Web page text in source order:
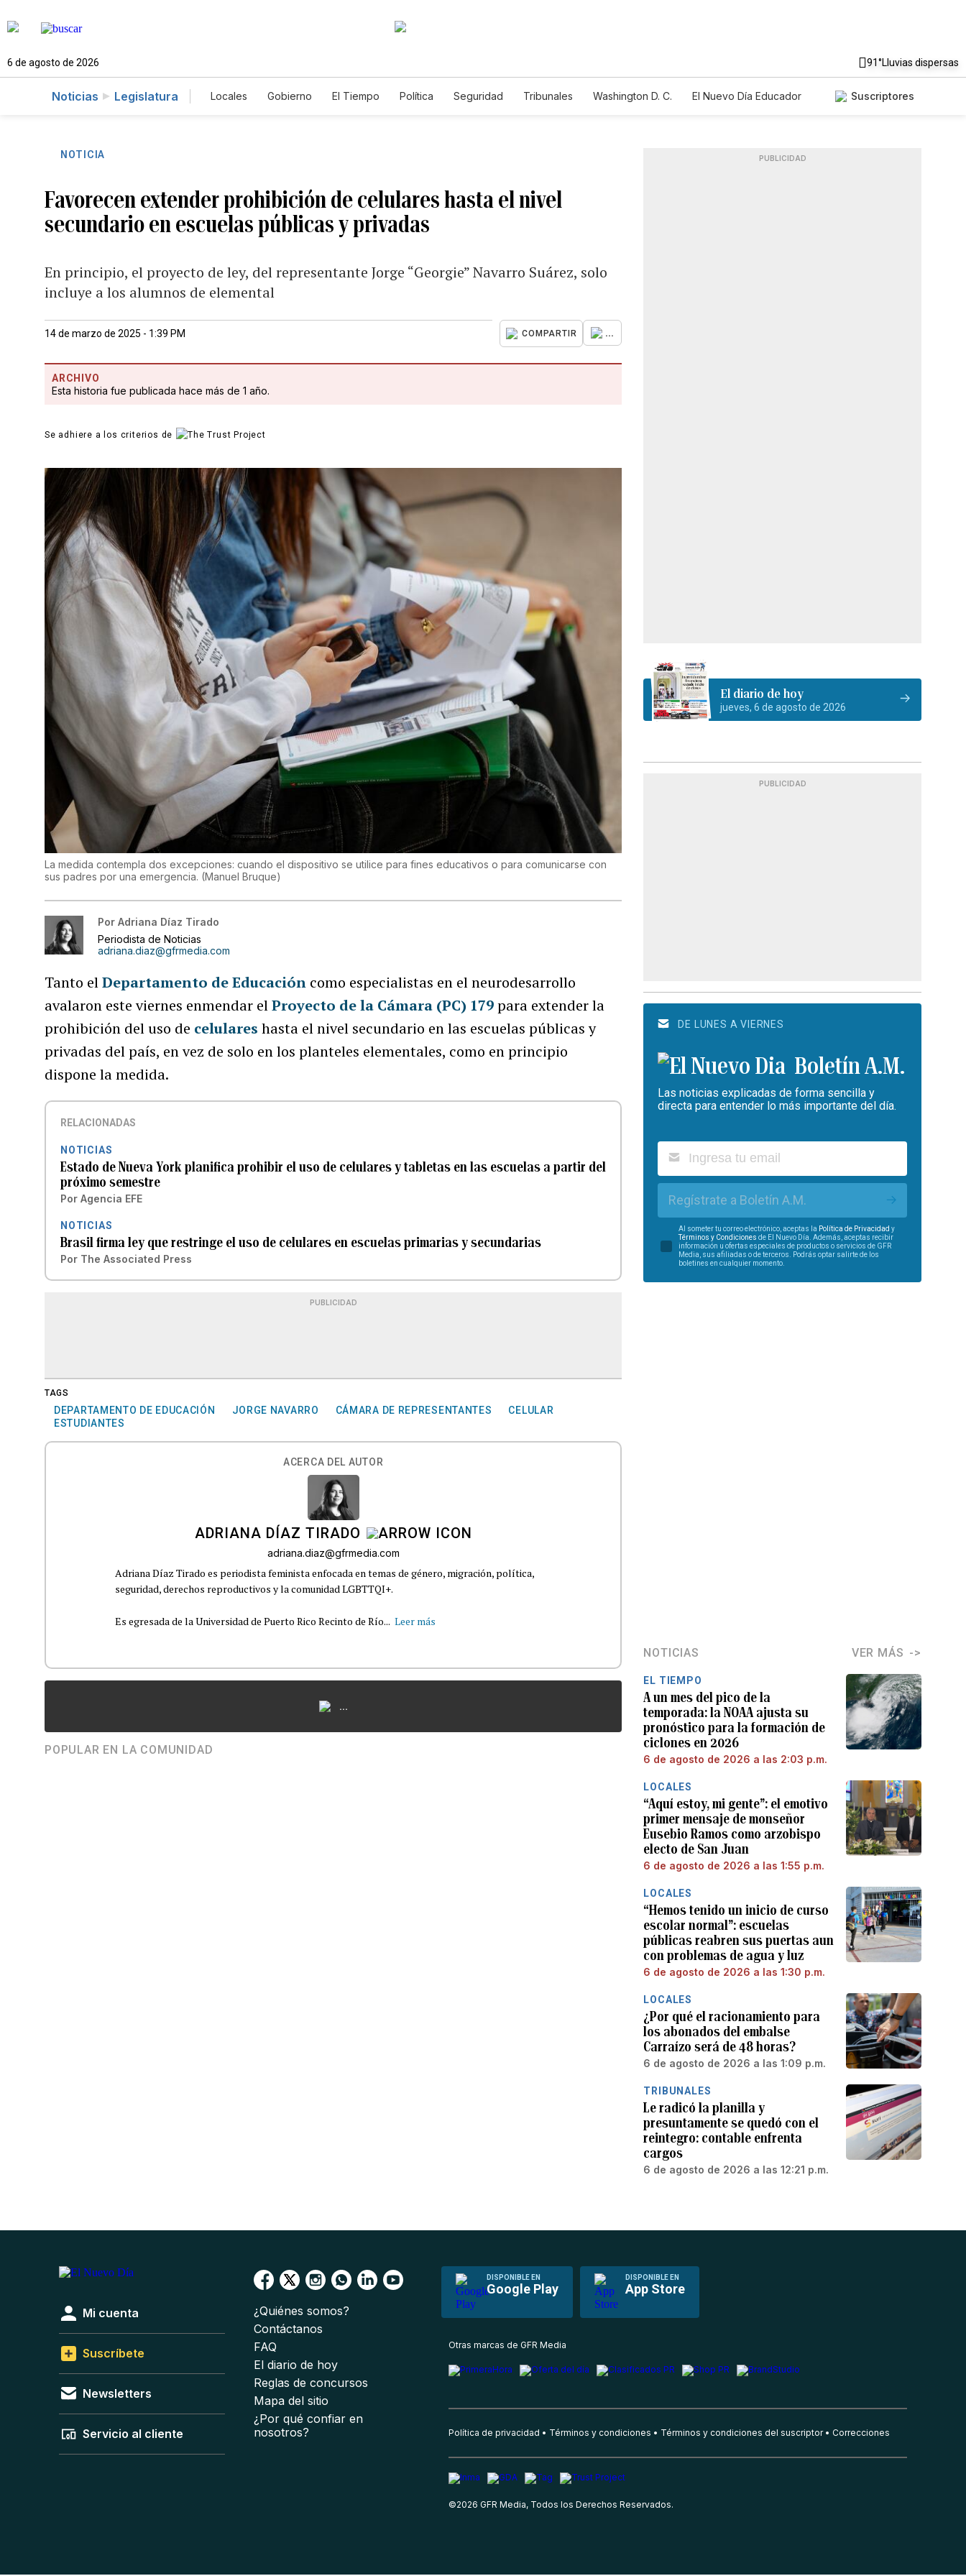
6 de agosto de 2026 91°Lluvias dispersas
Noticias Legislatura Locales Gobierno El Tiempo Política Seguridad Tribunales Washington D. C.
El Nuevo Día Educador
Suscriptores
NOTICIA
Favorecen extender prohibición de celulares hasta el nivel
secundario en escuelas públicas y privadas
En principio, el proyecto de ley, del representante Jorge “Georgie” Navarro Suárez, solo
incluye a los alumnos de elemental
14 de marzo de 2025 - 1:39 PM COMPARTIR ...
ARCHIVO
Esta historia fue publicada hace más de 1 año.
Se adhiere a los criterios de
La medida contempla dos excepciones: cuando el dispositivo se utilice para fines educativos o para comunicarse con
sus padres por una emergencia. (Manuel Bruque)
Por Adriana Díaz Tirado
Periodista de Noticias
adriana.diaz@gfrmedia.com
Tanto elDepartamento de Educación como especialistas en el neurodesarrollo
avalaron este viernes enmendar elProyecto de la Cámara (PC) 179para extender la
prohibición del uso de celulares hasta el nivel secundario en las escuelas públicas y
privadas del país, en vez de solo en los planteles elementales, como en principio
dispone la medida.
RELACIONADAS
NOTICIAS
Estado de Nueva York planifica prohibir el uso de celulares y tabletas en las escuelas a partir del
próximo semestre
Por Agencia EFE
NOTICIAS
Brasil firma ley que restringe el uso de celulares en escuelas primarias y secundarias
Por The Associated Press
PUBLICIDAD
TAGS
DEPARTAMENTO DE EDUCACIÓN JORGE NAVARRO CÁMARA DE REPRESENTANTES
CELULAR
ESTUDIANTES
ACERCA DEL AUTOR
ADRIANA DÍAZ TIRADO
adriana.diaz@gfrmedia.com
Adriana Díaz Tirado es periodista feminista enfocada en temas de género, migración, política,
seguridad, derechos reproductivos y la comunidad LGBTTQI+.
Es egresada de la Universidad de Puerto Rico Recinto de Río... Leer más
...
POPULAR EN LA COMUNIDAD
PUBLICIDAD
El diario de hoy
jueves, 6 de agosto de 2026
PUBLICIDAD
DE LUNES A VIERNES
Boletín A.M.
Las noticias explicadas de forma sencilla y
directa para entender lo más importante del día.
Regístrate a Boletín A.M.
Al someter tu correo electrónico, aceptas la Política de Privacidad y
Términos y Condiciones de El Nuevo Día. Además, aceptas recibir
información u ofertas especiales de productos o servicios de GFR
Media, sus afiliadas o de terceros. Podrás optar salirte de los
boletines en cualquier momento.
NOTICIAS VER MÁS
EL TIEMPO
A un mes del pico de la
temporada: la NOAA ajusta su
pronóstico para la formación de
ciclones en 2026
6 de agosto de 2026 a las 2:03 p.m.
LOCALES
“Aquí estoy, mi gente”: el emotivo
primer mensaje de monseñor
Eusebio Ramos como arzobispo
electo de San Juan
6 de agosto de 2026 a las 1:55 p.m.
LOCALES
“Hemos tenido un inicio de curso
escolar normal”: escuelas
públicas reabren sus puertas aun
con problemas de agua y luz
6 de agosto de 2026 a las 1:30 p.m.
LOCALES
¿Por qué el racionamiento para
los abonados del embalse
Carraízo será de 48 horas?
6 de agosto de 2026 a las 1:09 p.m.
TRIBUNALES
Le radicó la planilla y
presuntamente se quedó con el
reintegro: contable enfrenta
cargos
6 de agosto de 2026 a las 12:21 p.m.
DISPONIBLE EN
Google Play
DISPONIBLE EN
App Store
Mi cuenta
Suscríbete
Newsletters
Servicio al cliente
¿Quiénes somos?
Contáctanos
FAQ
El diario de hoy
Reglas de concursos
Mapa del sitio
¿Por qué confiar en
nosotros?
Otras marcas de GFR Media
Política de privacidad Términos y condiciones Términos y condiciones del suscriptor Correcciones
©2026 GFR Media, Todos los Derechos Reservados.